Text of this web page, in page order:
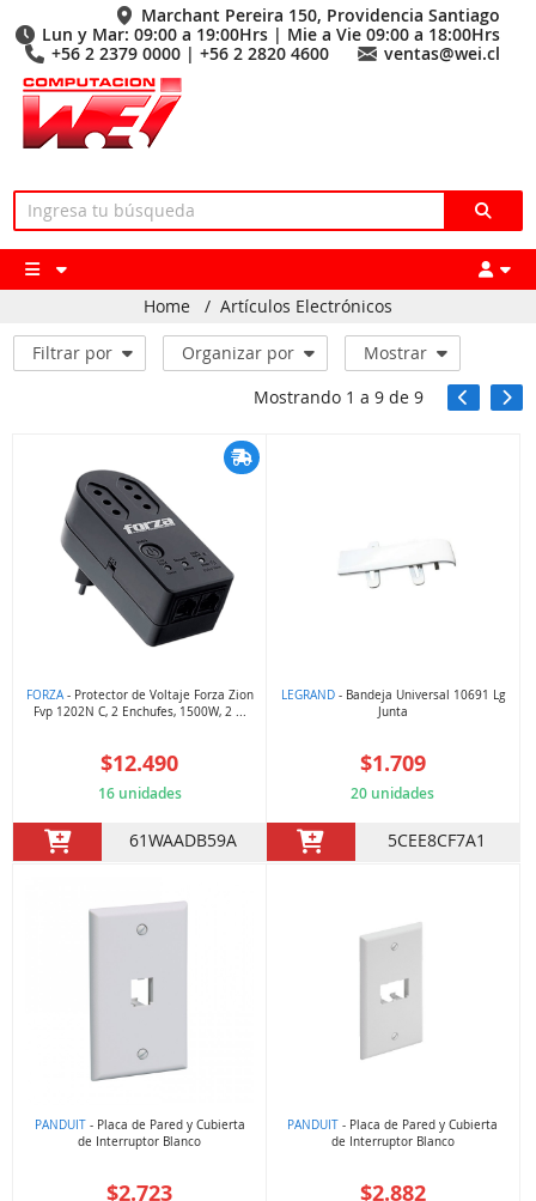
Marchant Pereira 150, Providencia Santiago
Lun y Mar: 09:00 a 19:00Hrs | Mie a Vie 09:00 a 18:00Hrs
+56 2 2379 0000 | +56 2 2820 4600
ventas@wei.cl
Home / Artículos Electrónicos
Filtrar por Organizar por
Mostrar
Mostrando 1 a 9de 9
FORZA- Protector de Voltaje Forza Zion
Fvp 1202N C, 2 Enchufes, 1500W, 2 ...
$12.490
16 unidades
61WAADB59A
LEGRAND- Bandeja Universal 10691 Lg
Junta
$1.709
20 unidades
5CEE8CF7A1
PANDUIT- Placa de Pared y Cubierta
de Interruptor Blanco
$2.723
PANDUIT - Placa de Pared y Cubierta
de Interruptor Blanco
$2.882